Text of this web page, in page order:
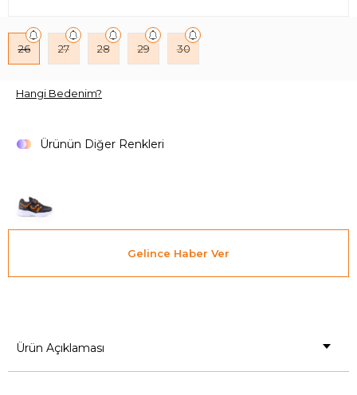
26 27 28 29 30
Hangi Bedenim?
Ürünün Diğer Renkleri
Gelince Haber Ver
Ürün Açıklaması